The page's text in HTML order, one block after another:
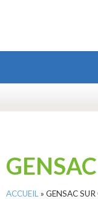
ACCUEIL » GENSAC